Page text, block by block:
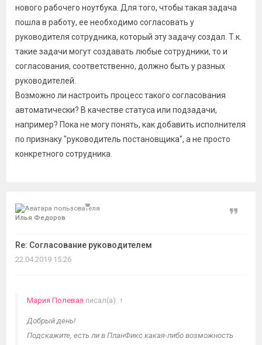
нового рабочего ноутбука. Для того, чтобы такая задача
пошла в работу, ее необходимо согласовать у
руководителя сотрудника, который эту задачу создал. Т.к.
такие задачи могут создавать любые сотрудники, то и
согласования, соответственно, должно быть у разных
руководителей.
Возможно ли настроить процесс такого согласования
автоматически? В качестве статуса или подзадачи,
например? Пока не могу понять, как добавить исполнителя
по признаку "руководитель постановщика", а не просто
конкретного сотрудника.
Илья Федоров
Re: Согласование руководителем
Цитата
22.04.2019 15:26
Мария Полевая писал(а): ↑
Добрый день!
Подскажите, есть ли в ПланФикс какая-либо возможность